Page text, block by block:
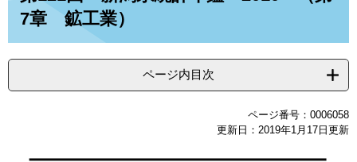
7章 鉱工業）
ページ内目次
ページ番号：0006058
更新日：2019年1月17日更新